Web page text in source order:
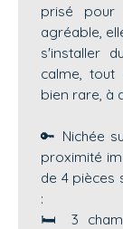
prisé
agréable,
s'installer
calme, tout
bien rare, à
🔑 Nichée
proximité
de 4 pièces
:
🛏️ 3